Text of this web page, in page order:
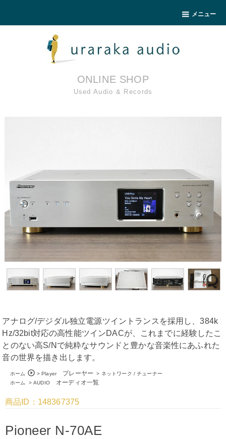
メニュー
ONLINE SHOP
Used Audio & Records
アナログ/デジダル独立電源ツイントランスを採用し、384k
Hz/32bit対応の高性能ツインDACが、これまでに経験したこ
とのない高S/Nで純粋なサウンドと豊かな音楽性にあふれた
音の世界を描き出します。
ホーム >
play_circle_outline Playerプレーヤー > ネットワーク / チューナー
ホーム
>AUDIOオーディオ一覧
商品ID：148367375
Pioneer N-70AE